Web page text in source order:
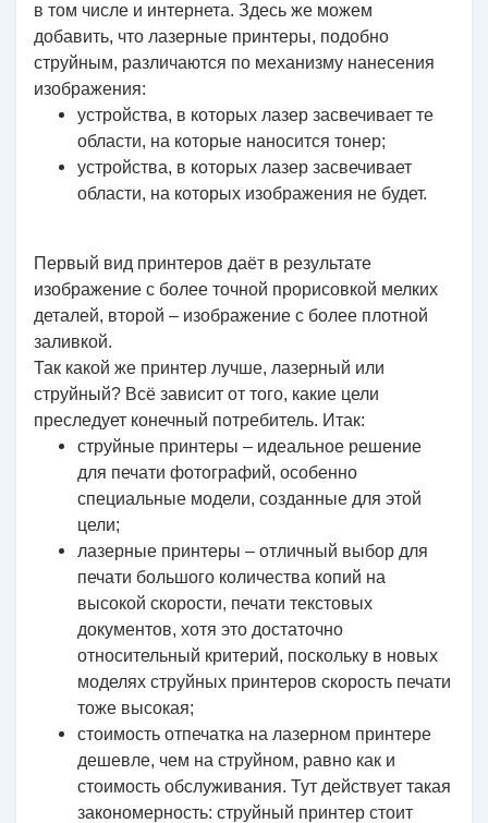
в том числе и интернета. Здесь же можем
добавить, что лазерные принтеры, подобно
струйным, различаются по механизму нанесения
изображения:
устройства, в которых лазер засвечивает те
области, на которые наносится тонер;
устройства, в которых лазер засвечивает
области, на которых изображения не будет.
Первый вид принтеров даёт в результате
изображение с более точной прорисовкой мелких
деталей, второй – изображение с более плотной
заливкой.
Так какой же принтер лучше, лазерный или
струйный? Всё зависит от того, какие цели
преследует конечный потребитель. Итак:
струйные принтеры – идеальное решение
для печати фотографий, особенно
специальные модели, созданные для этой
цели;
лазерные принтеры – отличный выбор для
печати большого количества копий на
высокой скорости, печати текстовых
документов, хотя это достаточно
относительный критерий, поскольку в новых
моделях струйных принтеров скорость печати
тоже высокая;
стоимость отпечатка на лазерном принтере
дешевле, чем на струйном, равно как и
стоимость обслуживания. Тут действует такая
закономерность: струйный принтер стоит